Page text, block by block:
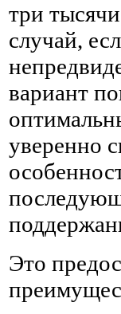
три
случай,
вариант
уверенно
Это